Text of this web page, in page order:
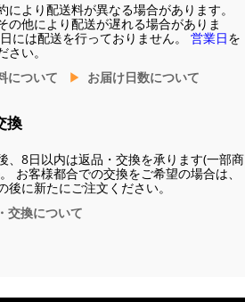
により配送料が異なる場合があります。
の他により配送が遅れる場合がありま
には配送を行っておりません。 営業日を
さい。
について
お届け日数について
換
、8日以内は返品・交換を承ります(一部商
お客様都合での交換をご希望の場合は、
後に新たにご注文ください。
交換について